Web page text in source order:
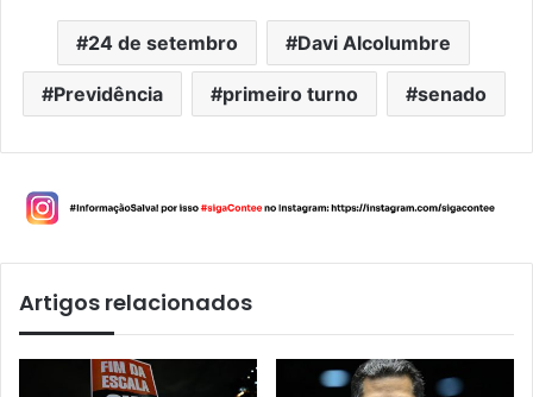
24 de setembro Davi Alcolumbre
Previdência primeiro turno senado
Artigos relacionados